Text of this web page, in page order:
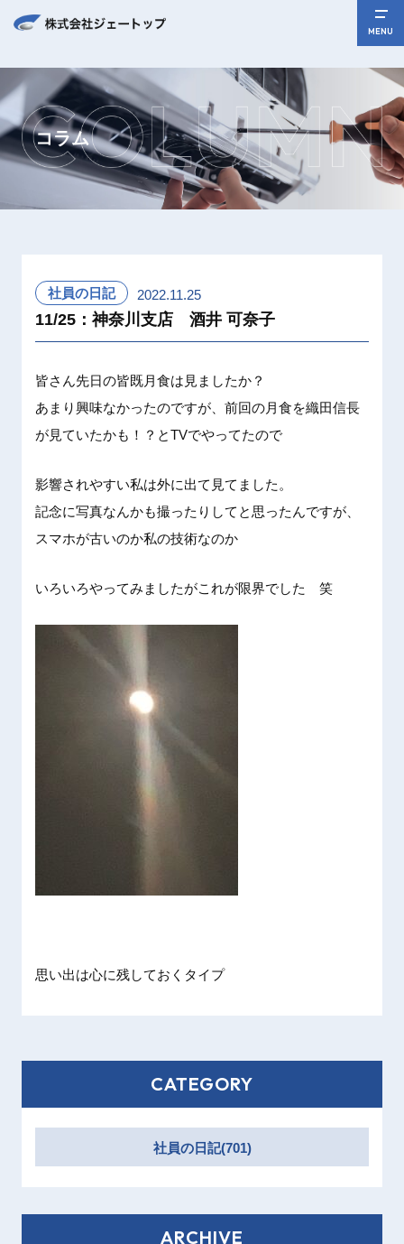
MENU
コラム
社員の日記 2022.11.25
11/25：神奈川支店 酒井 可奈子
皆さん先日の皆既月食は見 ましたか？
あまり興味なかったのですが、前回の月食を織田信長
が見ていたかも！ ？とTVでやってたので
影響されやすい私は外に出て 見てました。
記念に写真なんかも撮った りしてと 思ったんですが、
スマホが古いのか私の技術なのか
いろいろやってみま したがこ れが限界でした 笑
思い出は心に残しておくタイプ
CATEGORY
社員の日記(701)
ARCHIVE